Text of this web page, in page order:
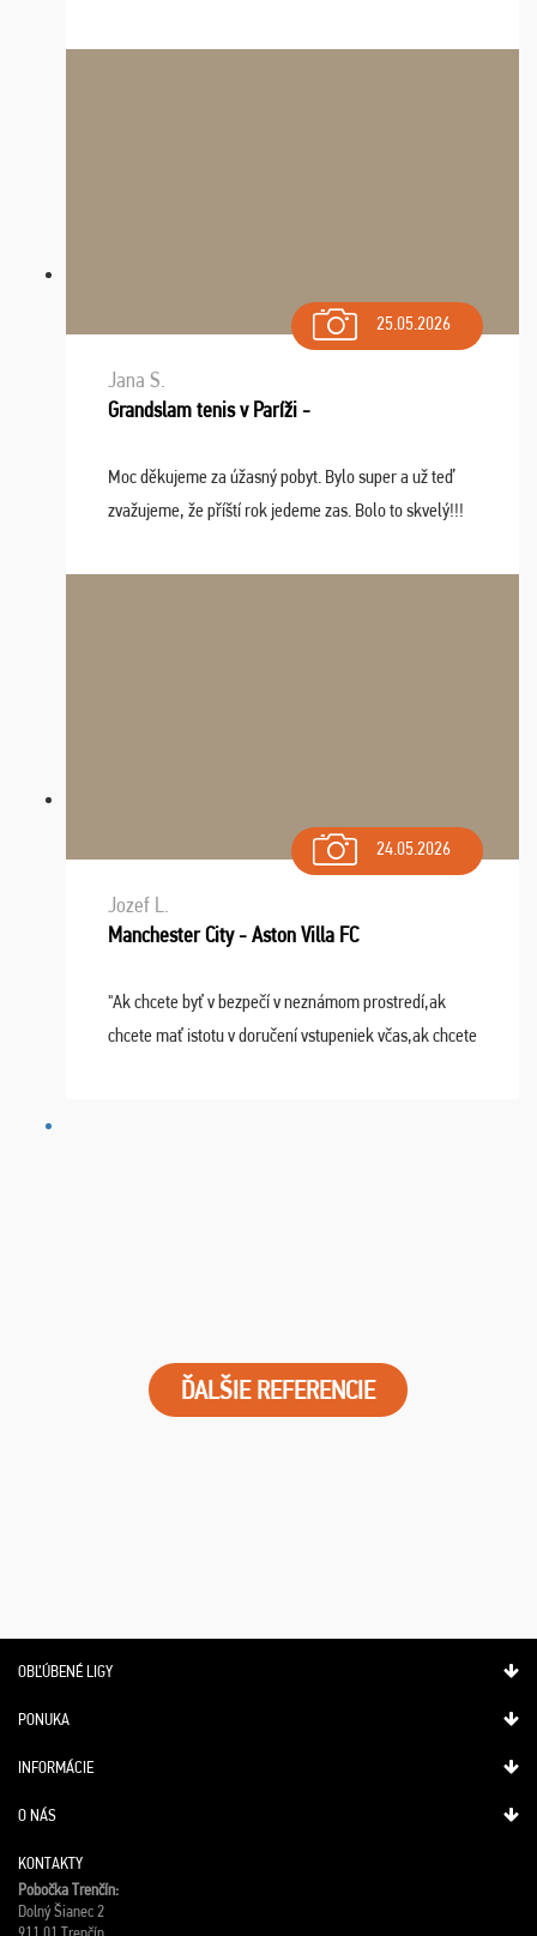
spomínať a zväžujeme repete budúci rok : ...
25.05.2026
Jana S.
Grandslam tenis v Paríži -
Moc děkujeme za úžasný pobyt. Bylo super a už teď
zvažujeme, že příští rok jedeme zas. Bolo to skvelý!!!
24.05.2026
Jozef L.
Manchester City - Aston Villa FC
"Ak chcete byť v bezpečí v neznámom prostredí,ak
chcete mať istotu v doručení vstupeniek včas,ak chcete
ĎALŠIE REFERENCIE
OBĽÚBENÉ LIGY
PONUKA
INFORMÁCIE
O NÁS
KONTAKTY
Pobočka Trenčín:
Dolný Šianec 2